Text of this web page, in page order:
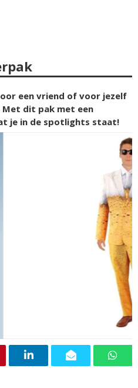
een vriend of voor jezelf
dit pak met een
je in de spotlights staat!